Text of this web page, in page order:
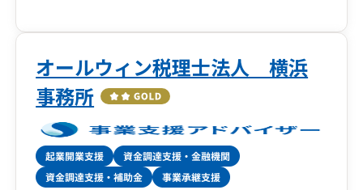
オールウィン税理士法人 横浜
事務所